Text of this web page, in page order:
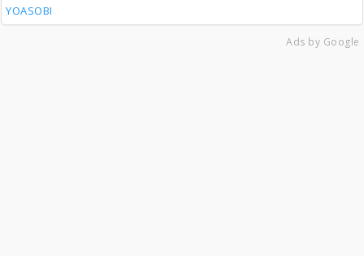
YOASOBI
Ads by Google